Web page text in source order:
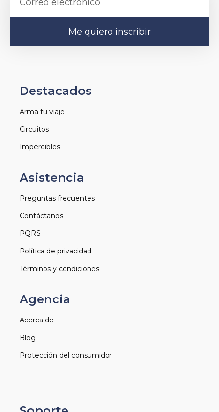
Me quiero inscribir
Destacados
Arma tu viaje
Circuitos
Imperdibles
Asistencia
Preguntas frecuentes
Contáctanos
PQRS
Política de privacidad
Términos y condiciones
Agencia
Acerca de
Blog
Protección del consumidor